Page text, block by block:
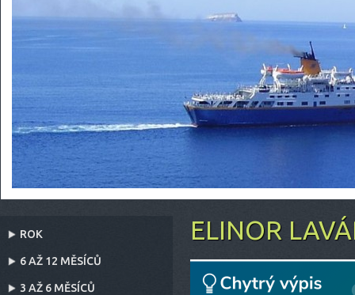
ELINOR
ROK
6 AŽ 12 MĚSÍCŮ
3 AŽ 6 MĚSÍCŮ